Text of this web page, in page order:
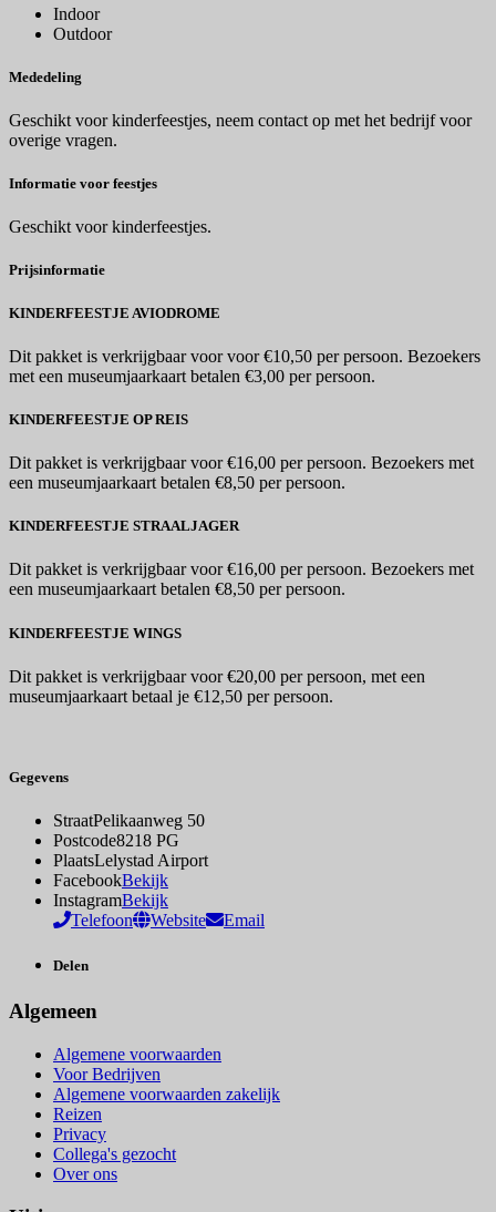
Indoor
Outdoor
Mededeling
Geschikt voor kinderfeestjes, neem contact op met het bedrijf voor
overige vragen.
Informatie voor feestjes
Geschikt voor kinderfeestjes.
Prijsinformatie
KINDERFEESTJE AVIODROME
Dit pakket is verkrijgbaar voor voor €10,50 per persoon. Bezoekers
met een museumjaarkaart betalen €3,00 per persoon.
KINDERFEESTJE OP REIS
Dit pakket is verkrijgbaar voor €16,00 per persoon. Bezoekers met
een museumjaarkaart betalen €8,50 per persoon.
KINDERFEESTJE STRAALJAGER
Dit pakket is verkrijgbaar voor €16,00 per persoon. Bezoekers met
een museumjaarkaart betalen €8,50 per persoon.
KINDERFEESTJE WINGS
Dit pakket is verkrijgbaar voor €20,00 per persoon, met een
museumjaarkaart betaal je €12,50 per persoon.
Gegevens
StraatPelikaanweg 50
Postcode8218 PG
PlaatsLelystad Airport
FacebookBekijk
InstagramBekijk
Telefoon
Website Email
Delen
Algemeen
Algemene voorwaarden
Voor Bedrijven
Algemene voorwaarden zakelijk
Reizen
Privacy
Collega's gezocht
Over ons